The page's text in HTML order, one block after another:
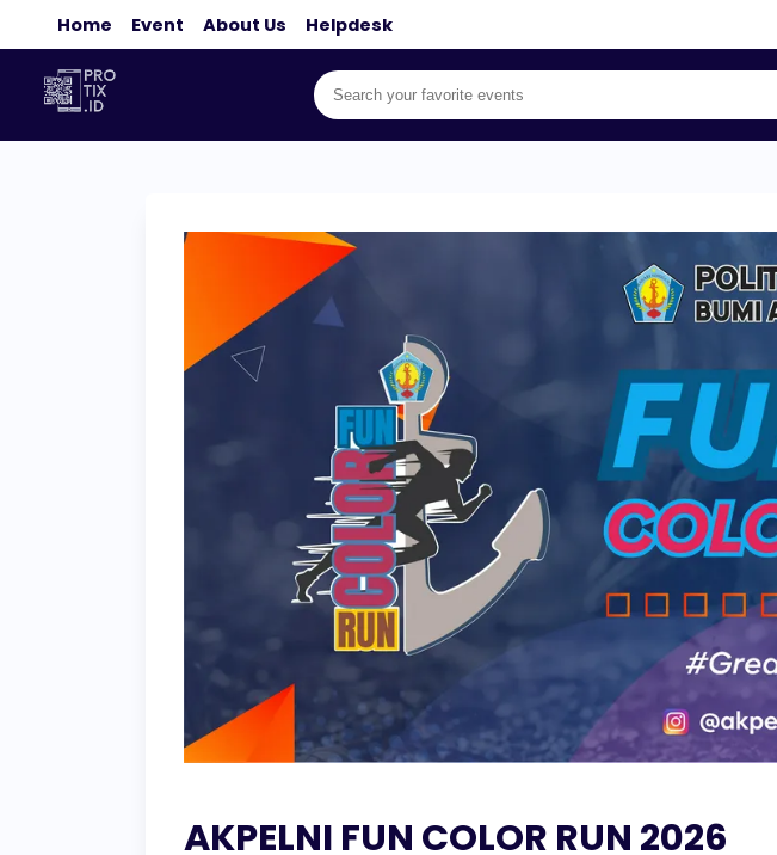
Home Event About Us Helpdesk
AKPELNI FUN COLOR RUN 2026